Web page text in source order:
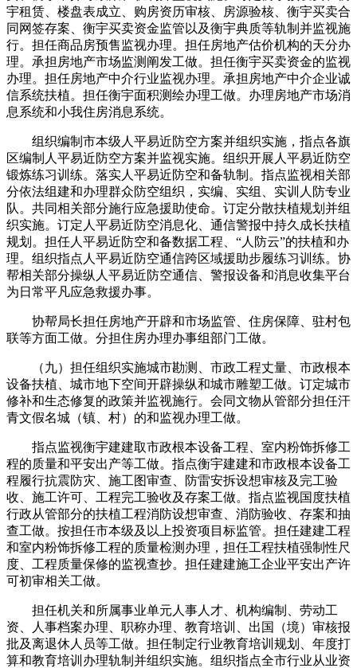
宇租赁、楼盘表成立、购房资历审核、房源验核、衡宇买卖合
同网签存案、衡宇买卖资金监管以及衡宇典质等轨制并监视施
行。担任商品房预售监视办理。担任房地产估价机构的天分办
理。承担房地产市场监测阐发工做。担任衡宇买卖资金的监视
办理。担任房地产中介行业监视办理。承担房地产中介企业诚
信系统扶植。担任衡宇面积测绘办理工做。办理房地产市场消
息系统和小我住房消息系统。
组织编制市本级人平易近防空方案并组织实施，指点各旗
区编制人平易近防空方案并监视实施。组织开展人平易近防空
锻炼练习训练。落实人平易近防空和备轨制。指点监视相关部
分依法组建和办理群众防空组织，实编、实组、实训人防专业
队。共同相关部分施行应急援助使命。订定分散扶植规划并组
织实施。订定人平易近防空消息化、通信警报中持久成长扶植
规划。担任人平易近防空和备数据工程、“人防云”的扶植和办
理。组织指点人平易近防空通信跨区域援助步履练习训练。协
帮相关部分操纵人平易近防空通信、警报设备和消息收集平台
为日常平凡应急救援办事。
协帮局长担任房地产开辟和市场监管、住房保障、驻村包
联等方面工做。分担住房办理办事组部门工做。
（九）担任组织实施城市勘测、市政工程丈量、市政根本
设备扶植、城市地下空间开辟操纵和城市雕塑工做。订定城市
修补和生态修复的政策并监视施行。会同文物从管部分担任汗
青文假名城（镇、村）的和监视办理工做。
指点监视衡宇建建取市政根本设备工程、室内粉饰拆修工
程的质量和平安出产等工做。指点衡宇建建和市政根本设备工
程履行抗震防灾、施工图审查、防雷安拆设想审核及完工验
收、施工许可、工程完工验收及存案工做。指点监视国度扶植
行政从管部分的扶植工程消防设想审查、消防验收、存案和抽
查工做。按担任市本级及以上投资项目标监管。担任建建工程
和室内粉饰拆修工程的质量检测办理，担任工程扶植强制性尺
度、工程质量保修的监视查抄。担任建建施工企业平安出产许
可初审相关工做。
担任机关和所属事业单元人事人才、机构编制、劳动工
资、人事档案办理、职称办理、教育培训、出国（境）审核报
批及离退休人员等工做。担任制定行业教育培训规划、年度打
算和教育培训办理轨制并组织实施。组织指点全市行业从业资